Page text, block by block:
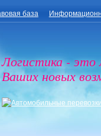
база
Логистика - это
Ваших новых